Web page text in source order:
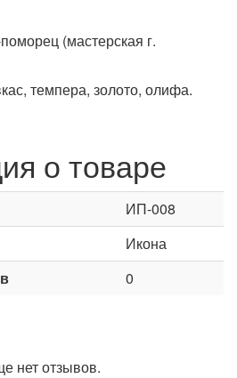
(мастерская г.
темпера, золото, олифа.
о товаре
ИП-008
Икона
0
нет отзывов.